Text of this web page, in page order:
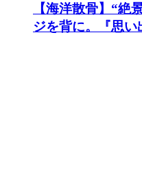
【海洋散骨】“絶
ジを背に。『思い